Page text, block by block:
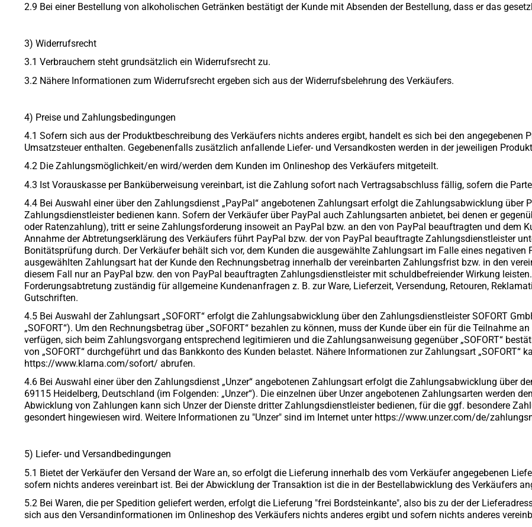
2.9 Bei einer Bestellung von alkoholischen Getränken bestätigt der Kunde mit Absenden der Bestellung, dass er das
3) Widerrufsrecht
3.1 Verbrauchern steht grundsätzlich ein Widerrufsrecht zu.
3.2 Nähere Informationen zum Widerrufsrecht ergeben sich aus der Widerrufsbelehrung des Verkäufers.
4) Preise und Zahlungsbedingungen
4.1 Sofern sich aus der Produktbeschreibung des Verkäufers nichts anderes ergibt, handelt es sich bei den angegebenen
Umsatzsteuer enthalten. Gegebenenfalls zusätzlich anfallende Liefer- und Versandkosten werden in der jeweiligen
4.2 Die Zahlungsmöglichkeit/en wird/werden dem Kunden im Onlineshop des Verkäufers mitgeteilt.
4.3 Ist Vorauskasse per Banküberweisung vereinbart, ist die Zahlung sofort nach Vertragsabschluss fällig, sofern die
4.4 Bei Auswahl einer über den Zahlungsdienst „PayPal“ angebotenen Zahlungsart erfolgt die Zahlungsabwicklung über
Zahlungsdienstleister bedienen kann. Sofern der Verkäufer über PayPal auch Zahlungsarten anbietet, bei denen er
oder Ratenzahlung), tritt er seine Zahlungsforderung insoweit an PayPal bzw. an den von PayPal beauftragten und dem
Annahme der Abtretungserklärung des Verkäufers führt PayPal bzw. der von PayPal beauftragte Zahlungsdienstleister
Bonitätsprüfung durch. Der Verkäufer behält sich vor, dem Kunden die ausgewählte Zahlungsart im Falle eines
ausgewählten Zahlungsart hat der Kunde den Rechnungsbetrag innerhalb der vereinbarten Zahlungsfrist bzw. in den
diesem Fall nur an PayPal bzw. den von PayPal beauftragten Zahlungsdienstleister mit schuldbefreiender Wirkung
Forderungsabtretung zuständig für allgemeine Kundenanfragen z. B. zur Ware, Lieferzeit, Versendung, Retouren,
Gutschriften.
4.5 Bei Auswahl der Zahlungsart „SOFORT“ erfolgt die Zahlungsabwicklung über den Zahlungsdienstleister SOFORT
„SOFORT“). Um den Rechnungsbetrag über „SOFORT“ bezahlen zu können, muss der Kunde über ein für die Teilnahme
verfügen, sich beim Zahlungsvorgang entsprechend legitimieren und die Zahlungsanweisung gegenüber „SOFORT“
von „SOFORT“ durchgeführt und das Bankkonto des Kunden belastet. Nähere Informationen zur Zahlungsart „SOFORT“
https://www.klarna.com/sofort/ abrufen.
4.6 Bei Auswahl einer über den Zahlungsdienst „Unzer“ angebotenen Zahlungsart erfolgt die Zahlungsabwicklung über
69115 Heidelberg, Deutschland (im Folgenden: „Unzer“). Die einzelnen über Unzer angebotenen Zahlungsarten werden
Abwicklung von Zahlungen kann sich Unzer der Dienste dritter Zahlungsdienstleister bedienen, für die ggf. besondere
gesondert hingewiesen wird. Weitere Informationen zu "Unzer" sind im Internet unter https://www.unzer.com/de/
5) Liefer- und Versandbedingungen
5.1 Bietet der Verkäufer den Versand der Ware an, so erfolgt die Lieferung innerhalb des vom Verkäufer angegebenen
sofern nichts anderes vereinbart ist. Bei der Abwicklung der Transaktion ist die in der Bestellabwicklung des Verkäufers
5.2 Bei Waren, die per Spedition geliefert werden, erfolgt die Lieferung "frei Bordsteinkante", also bis zu der der
sich aus den Versandinformationen im Onlineshop des Verkäufers nichts anderes ergibt und sofern nichts anderes